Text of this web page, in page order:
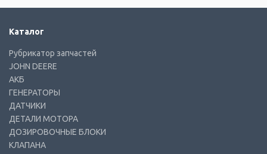
Каталог
Рубрикатор запчастей
JOHN DEERE
АКБ
ГЕНЕРАТОРЫ
ДАТЧИКИ
ДЕТАЛИ МОТОРА
ДОЗИРОВОЧНЫЕ БЛОКИ
КЛАПАНА